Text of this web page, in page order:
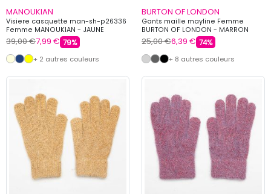
MANOUKIAN
Visiere casquette man-sh-p26336
Femme MANOUKIAN - JAUNE
39,00 €7,99 € 79%
+ 2 autres couleurs
BURTON OF LONDON
Gants maille mayline Femme
BURTON OF LONDON - MARRON
25,00 €6,39 € 74%
+ 8 autres couleurs